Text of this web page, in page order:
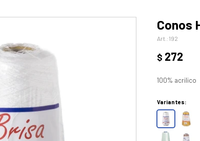
Conos
192
$ 272
100% acrilico
Variantes: